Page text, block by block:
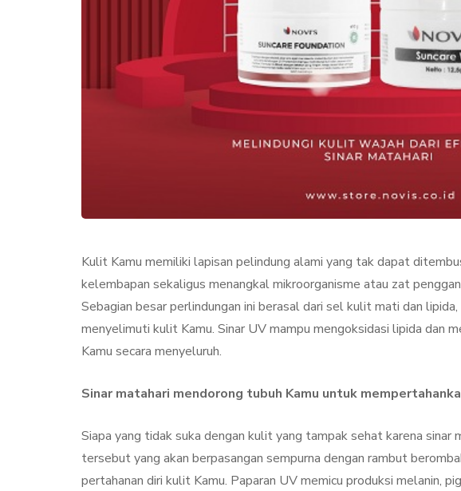
Kulit Kamu memiliki lapisan pelindung alami yang tak dapat
kelembapan sekaligus menangkal mikroorganisme atau zat
Sebagian besar perlindungan ini berasal dari sel kulit mati dan
menyelimuti kulit Kamu. Sinar UV mampu mengoksidasi lipida dan
Kamu secara menyeluruh.
Sinar matahari mendorong tubuh Kamu untuk
Siapa yang tidak suka dengan kulit yang tampak sehat karena sinar
tersebut yang akan berpasangan sempurna dengan rambut
pertahanan diri kulit Kamu. Paparan UV memicu produksi melanin,
KECANTIKAN PERAWATAN
Collagen Stimulator
Treatment, Satu
Perawatan Segudang